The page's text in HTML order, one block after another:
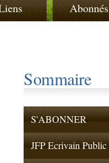
Abonnés
Sommaire
S'ABONNER
JFP Ecrivain Public